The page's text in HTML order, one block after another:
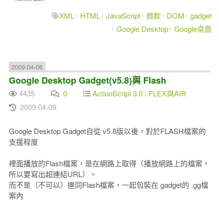
XML
HTML JavaScript 微軟 DOM
gadget
Google Desktop Google桌面
2009-04-08
Google Desktop Gadget(v5.8)與 Flash
4435 0
ActionScript 3.0 / FLEX與AIR
2009-04-09
Google Desktop Gadget自從 v5.8版以後，對於FLASH檔案的
支援程度
裡面播放的Flash檔案，是在網路上取得（播放網路上的檔案，
所以要寫出超連結URL）。
而不是（不可以）連同Flash檔案，一起包裝在 gadget的 .gg檔
案內